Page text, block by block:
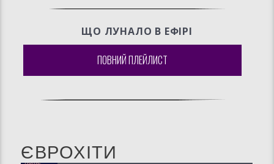
ЩО ЛУНАЛО В ЕФIРI
ПОВНИЙ ПЛЕЙЛИСТ
ЄВРОХІТИ